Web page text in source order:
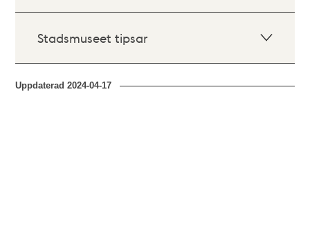
Stadsmuseet tipsar
Uppdaterad2024-04-17